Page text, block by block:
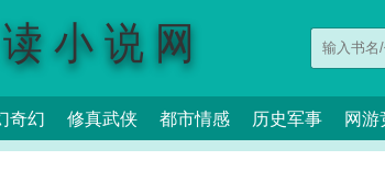
小说网
奇幻 修真武侠 都市情感 历史军事 网游